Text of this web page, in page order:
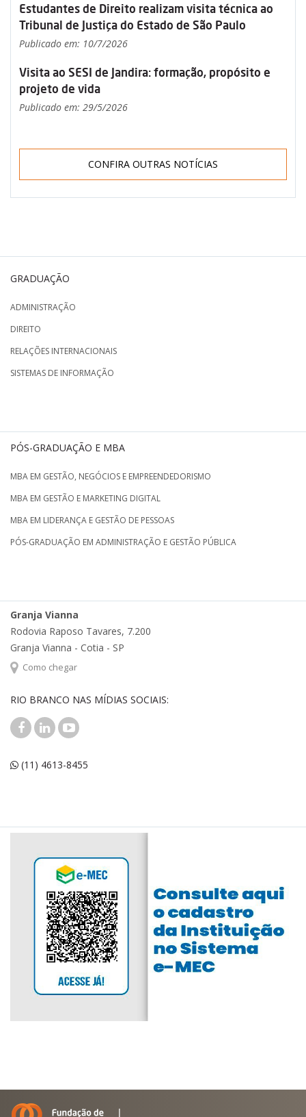
Estudantes de Direito realizam visita técnica ao
Tribunal de Justiça do Estado de São Paulo
Publicado em: 10/7/2026
Visita ao SESI de Jandira: formação, propósito e
projeto de vida
Publicado em: 29/5/2026
CONFIRA OUTRAS NOTÍCIAS
GRADUAÇÃO
ADMINISTRAÇÃO
DIREITO
RELAÇÕES INTERNACIONAIS
SISTEMAS DE INFORMAÇÃO
PÓS-GRADUAÇÃO E MBA
MBA EM GESTÃO, NEGÓCIOS E EMPREENDEDORISMO
MBA EM GESTÃO E MARKETING DIGITAL
MBA EM LIDERANÇA E GESTÃO DE PESSOAS
PÓS-GRADUAÇÃO EM ADMINISTRAÇÃO E GESTÃO PÚBLICA
Granja Vianna
Rodovia Raposo Tavares, 7.200
Granja Vianna - Cotia - SP
Como chegar
RIO BRANCO NAS MÍDIAS SOCIAIS:
(11) 4613-8455